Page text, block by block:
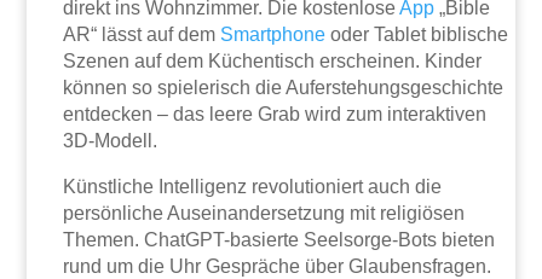
direkt ins Wohnzimmer. Die kostenloseApp „Bible
AR“ lässt auf dem Smartphone oder Tablet biblische
Szenen auf dem Küchentisch erscheinen. Kinder
können so spielerisch die Auferstehungsgeschichte
entdecken – das leere Grab wird zum interaktiven
3D-Modell.
Künstliche Intelligenz revolutioniert auch die
persönliche Auseinandersetzung mit religiösen
Themen. ChatGPT-basierte Seelsorge-Bots bieten
rund um die Uhr Gespräche über Glaubensfragen.